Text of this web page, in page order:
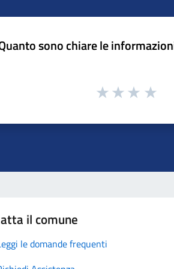
sono chiare le
il comune
le domande frequenti